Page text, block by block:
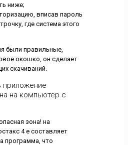
ниже;
вписав пароль
где система этого
были правильные,
окошко, он сделает
скачиваний.
приложение
на компьютер с
зона! на
4 е составляет
программа, что